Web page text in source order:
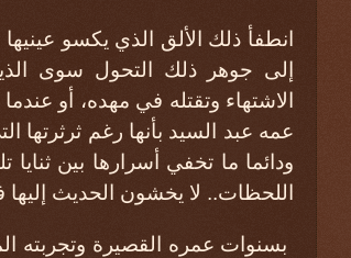
انطفأ ذلك الألق الذي يكسو
إلى جوهر ذلك التحول سوى
الاشتهاء وتقتله في مهده، أو
عمه عبد السيد بأنها رغم ثرثرتها
ودائما ما تخفي أسرارها بين
اللحظات.. لا يخشون الحديث
بسنوات عمره القصيرة وتجربته